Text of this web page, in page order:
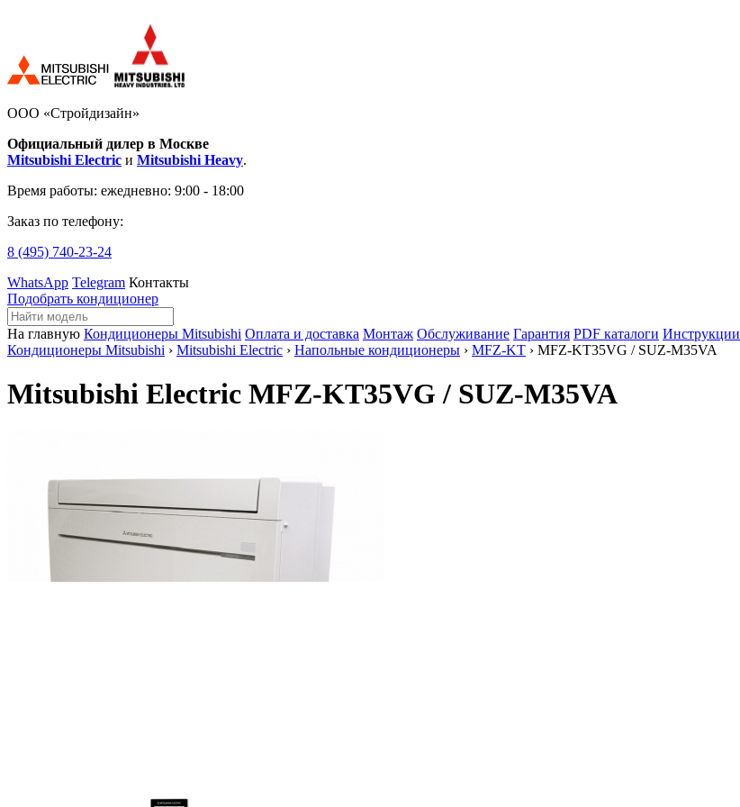
ООО «Стройдизайн»
Официальный дилер в Москве
Mitsubishi Electric и Mitsubishi Heavy.
Время работы: ежедневно: 9:00 - 18:00
Заказ по телефону:
8 (495) 740-23-24
WhatsApp Telegram Контакты
Подобрать кондиционер
На главную Кондиционеры Mitsubishi Оплата и доставка Монтаж Обслуживание Гарантия PDF каталоги Инструкции
Кондиционеры Mitsubishi › Mitsubishi Electric › Напольные кондиционеры › MFZ-KT › MFZ-KT35VG / SUZ-M35VA
Mitsubishi Electric MFZ-KT35VG / SUZ-M35VA